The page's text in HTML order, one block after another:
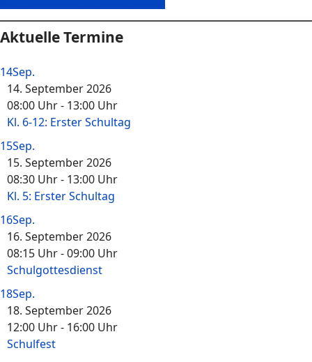
Aktuelle Termine
14Sep.
14. September 2026
08:00 Uhr- 13:00 Uhr
Kl. 6-12: Erster Schultag
15Sep.
15. September 2026
08:30 Uhr- 13:00 Uhr
Kl. 5: Erster Schultag
16Sep.
16. September 2026
08:15 Uhr-09:00 Uhr
Schulgottesdienst
18Sep.
18. September 2026
12:00 Uhr- 16:00 Uhr
Schulfest